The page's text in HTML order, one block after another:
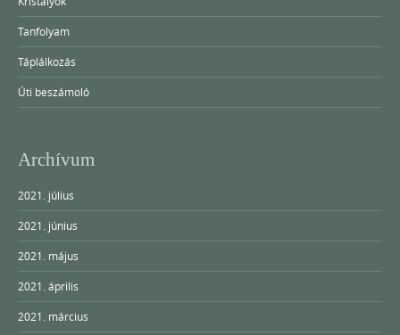
Tanfolyam
Táplálkozás
Úti beszámoló
Archívum
2021. július
2021. június
2021. május
2021. április
2021. március